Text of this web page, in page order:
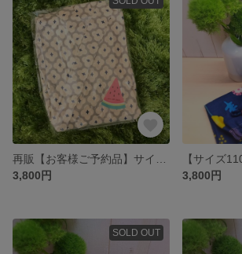
3,800円
3,800円
SOLD OUT